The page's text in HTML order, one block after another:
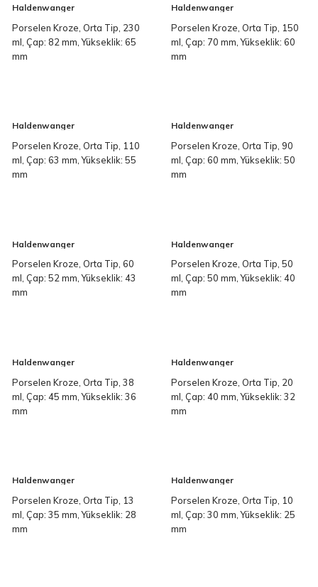
Haldenwanger
Porselen Kroze, Orta Tip, 230
ml, Çap: 82 mm, Yükseklik: 65
mm
Haldenwanger
Porselen Kroze, Orta Tip, 150
ml, Çap: 70 mm, Yükseklik: 60
mm
Haldenwanger
Porselen Kroze, Orta Tip, 110
ml, Çap: 63 mm, Yükseklik: 55
mm
Haldenwanger
Porselen Kroze, Orta Tip, 90
ml, Çap: 60 mm, Yükseklik: 50
mm
Haldenwanger
Porselen Kroze, Orta Tip, 60
ml, Çap: 52 mm, Yükseklik: 43
mm
Haldenwanger
Porselen Kroze, Orta Tip, 50
ml, Çap: 50 mm, Yükseklik: 40
mm
Haldenwanger
Porselen Kroze, Orta Tip, 38
ml, Çap: 45 mm, Yükseklik: 36
mm
Haldenwanger
Porselen Kroze, Orta Tip, 20
ml, Çap: 40 mm, Yükseklik: 32
mm
Haldenwanger
Porselen Kroze, Orta Tip, 13
ml, Çap: 35 mm, Yükseklik: 28
mm
Haldenwanger
Porselen Kroze, Orta Tip, 10
ml, Çap: 30 mm, Yükseklik: 25
mm